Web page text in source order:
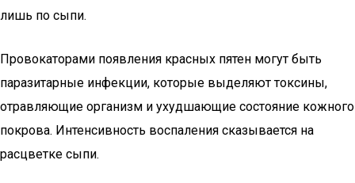
лишь по сыпи.
Провокаторами появления красных пятен могут быть
паразитарные инфекции, которые выделяют токсины,
отравляющие организм и ухудшающие состояние кожного
покрова. Интенсивность воспаления сказывается на
расцветке сыпи.